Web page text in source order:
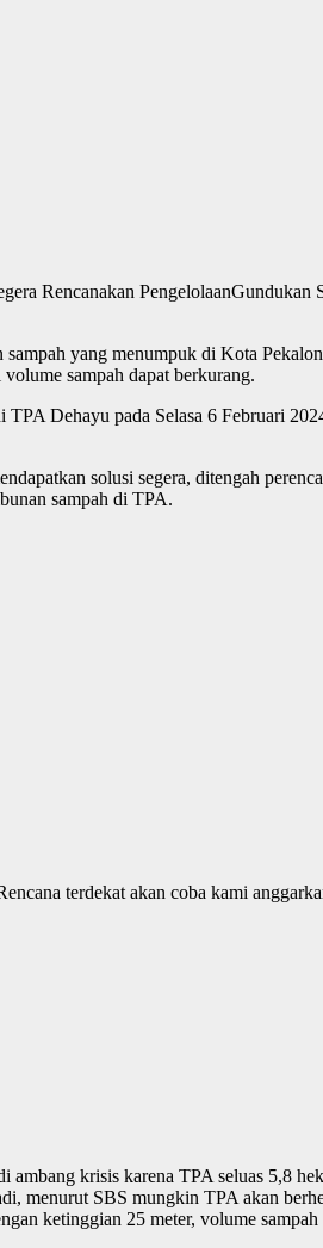
Gundukan
yang menumpuk di Kota
sampah dapat berkurang.
Dehayu pada Selasa 6 Februari
solusi segera, ditengah
sampah di TPA.
terdekat akan coba kami
krisis karena TPA seluas 5,8
menurut SBS mungkin TPA akan
ketinggian 25 meter, volume